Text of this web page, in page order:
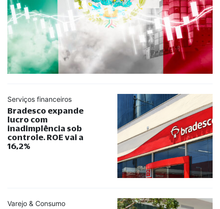
Serviços financeiros
Bradesco expande
lucro com
inadimplência sob
controle. ROE vai a
16,2%
Varejo & Consumo